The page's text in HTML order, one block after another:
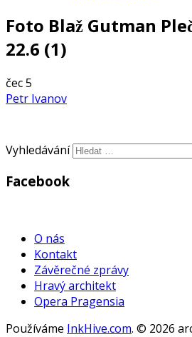
Foto Blaž Gutman
22.6 (1)
čec5
Petr Ivanov
Vyhledávání
Facebook
O nás
Kontakt
Závěrečné zprávy
Hravý architekt
Opera Pragensia
Používáme InkHive.com. © 2026